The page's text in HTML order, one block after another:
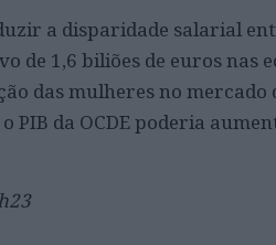
a disparidade salarial
1,6 biliões de euros nas
das mulheres no mercado
PIB da OCDE poderia